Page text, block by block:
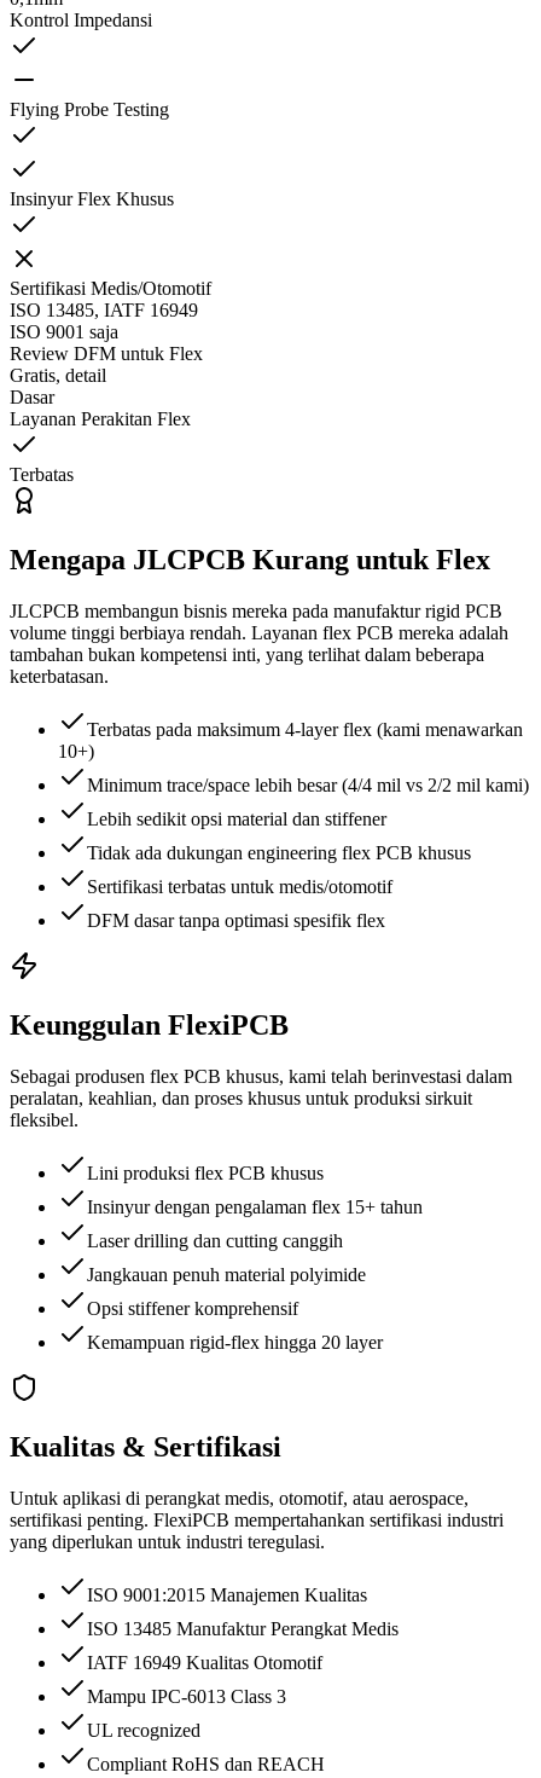
Kontrol Impedansi
Flying Probe Testing
Insinyur Flex Khusus
Sertifikasi Medis/Otomotif
ISO 13485, IATF 16949
ISO 9001 saja
Review DFM untuk Flex
Gratis, detail
Dasar
Layanan Perakitan Flex
Terbatas
Mengapa JLCPCB Kurang untuk Flex
JLCPCB membangun bisnis mereka pada manufaktur rigid PCB
volume tinggi berbiaya rendah. Layanan flex PCB mereka adalah
tambahan bukan kompetensi inti, yang terlihat dalam beberapa
keterbatasan.
Terbatas pada maksimum 4-layer flex (kami menawarkan
10+)
Minimum trace/space lebih besar (4/4 mil vs 2/2 mil kami)
Lebih sedikit opsi material dan stiffener
Tidak ada dukungan engineering flex PCB khusus
Sertifikasi terbatas untuk medis/otomotif
DFM dasar tanpa optimasi spesifik flex
Keunggulan FlexiPCB
Sebagai produsen flex PCB khusus, kami telah berinvestasi dalam
peralatan, keahlian, dan proses khusus untuk produksi sirkuit
fleksibel.
Lini produksi flex PCB khusus
Insinyur dengan pengalaman flex 15+ tahun
Laser drilling dan cutting canggih
Jangkauan penuh material polyimide
Opsi stiffener komprehensif
Kemampuan rigid-flex hingga 20 layer
Kualitas & Sertifikasi
Untuk aplikasi di perangkat medis, otomotif, atau aerospace,
sertifikasi penting. FlexiPCB mempertahankan sertifikasi industri
yang diperlukan untuk industri teregulasi.
ISO 9001:2015 Manajemen Kualitas
ISO 13485 Manufaktur Perangkat Medis
IATF 16949 Kualitas Otomotif
Mampu IPC-6013 Class 3
UL recognized
Compliant RoHS dan REACH